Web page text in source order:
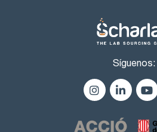
Síguenos: